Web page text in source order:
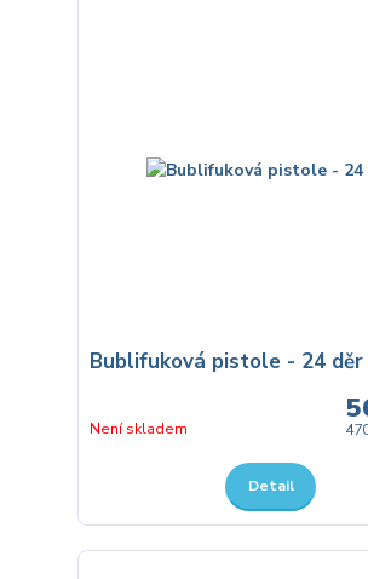
Bublifuková pistole - 24 děr
Není skladem
Detail